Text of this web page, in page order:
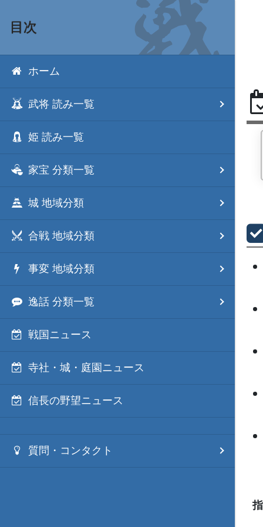
目次
ホーム
武将 読み一覧
姫 読み一覧
家宝 分類一覧
城 地域分類
合戦 地域分類
事変 地域分類
逸話 分類一覧
戦国ニュース
寺社・城・庭園ニュース
信長の野望ニュース
質問・コンタクト